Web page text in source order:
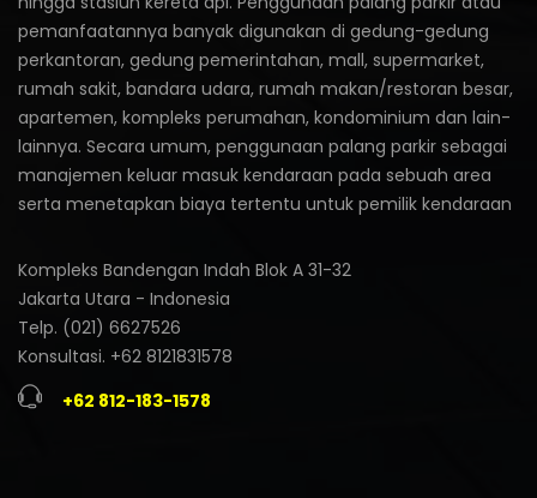
pemanfaatannya banyak digunakan di gedung-gedung
perkantoran, gedung pemerintahan, mall, supermarket,
rumah sakit, bandara udara, rumah makan/restoran besar,
apartemen, kompleks perumahan, kondominium dan lain-
lainnya. Secara umum, penggunaan palang parkir sebagai
manajemen keluar masuk kendaraan pada sebuah area
serta menetapkan biaya tertentu untuk pemilik kendaraan
Kompleks Bandengan Indah Blok A 31-32
Jakarta Utara - Indonesia
Telp. (021) 6627526
Konsultasi. +62 8121831578
+62 812-183-1578